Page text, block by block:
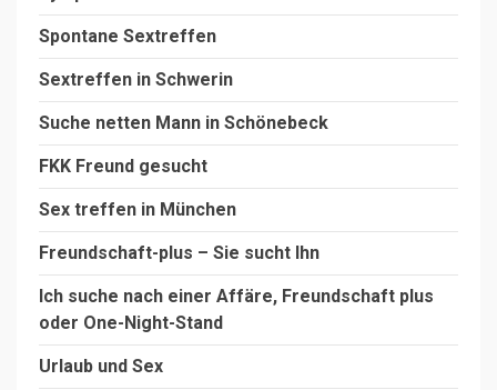
Spontane Sextreffen
Sextreffen in Schwerin
Suche netten Mann in Schönebeck
FKK Freund gesucht
Sex treffen in München
Freundschaft-plus – Sie sucht Ihn
Ich suche nach einer Affäre, Freundschaft plus
oder One-Night-Stand
Urlaub und Sex